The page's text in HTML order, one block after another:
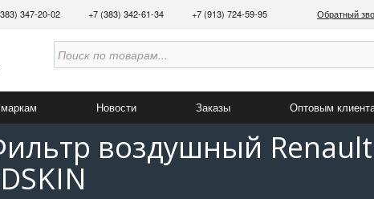
347-20-02 +7 (383) 342-61-34 +7 (913) 724-59-95 Обратный
Новости Заказы Оптовым
воздушный